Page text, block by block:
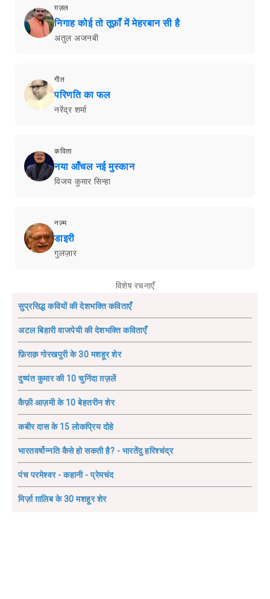
ग़ज़ल
निगाह कोई तो तूफ़ाँ में मेहरबान सी है
अतुल अजनबी
गीत
परिणति का फल
नरेंद्र शर्मा
कविता
नया आँचल नई मुस्कान
विजय कुमार सिन्हा
नज़्म
डाइरी
गुलज़ार
विशेष रचनाएँ
सुप्रसिद्ध कवियों की देशभक्ति कविताएँ
अटल बिहारी वाजपेयी की देशभक्ति कविताएँ
फ़िराक़ गोरखपुरी के 30 मशहूर शेर
दुष्यंत कुमार की 10 चुनिंदा ग़ज़लें
कैफ़ी आज़मी के 10 बेहतरीन शेर
कबीर दास के 15 लोकप्रिय दोहे
भारतवर्षोन्नति कैसे हो सकती है? - भारतेंदु हरिश्चंद्र
पंच परमेश्वर - कहानी - प्रेमचंद
मिर्ज़ा ग़ालिब के 30 मशहूर शेर